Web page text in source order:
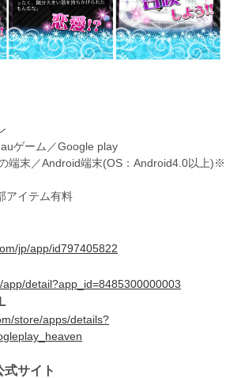
ゲーム／Google play
端末／Android端末(OS：Android4.0以上)※
アイテム有料
jp/app/id797405822
detail?app_id=8485300000003
store/apps/details?
サイト